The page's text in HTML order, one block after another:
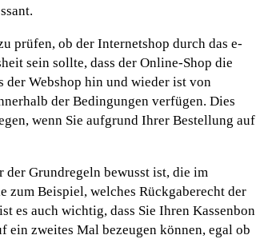
prüfen, ob der Internetshop durch das e-
sein sollte, dass der Online-Shop die
Webshop hin und wieder ist von
der Bedingungen verfügen. Dies
wenn Sie aufgrund Ihrer Bestellung auf
der Grundregeln bewusst ist, die im
zum Beispiel, welches Rückgaberecht der
es auch wichtig, dass Sie Ihren Kassenbon
ein zweites Mal bezeugen können, egal ob